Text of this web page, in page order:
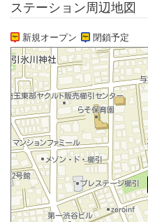
ステーション周辺地図
新規オープン 閉鎖予定